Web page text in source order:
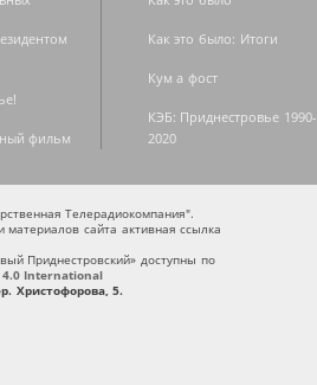
фильм
Как это было: Итоги
Кум а фост
КЭБ: Приднестровье 1990-
2020
Телерадиокомпания".
сайта активная ссылка
Приднестровский» доступны по
International
Христофорова, 5.